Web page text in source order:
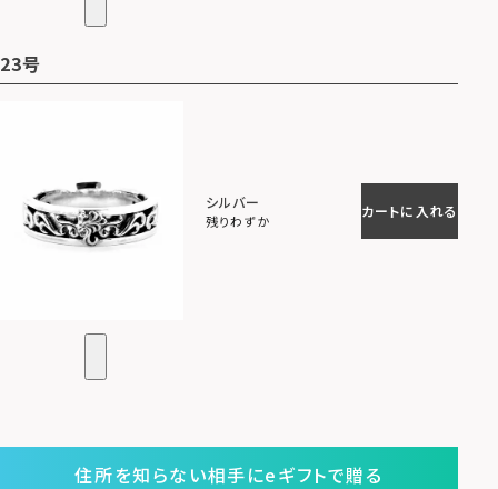
23号
シルバー
残りわずか
カートに入れる
住所を知らない相手にeギフトで贈る